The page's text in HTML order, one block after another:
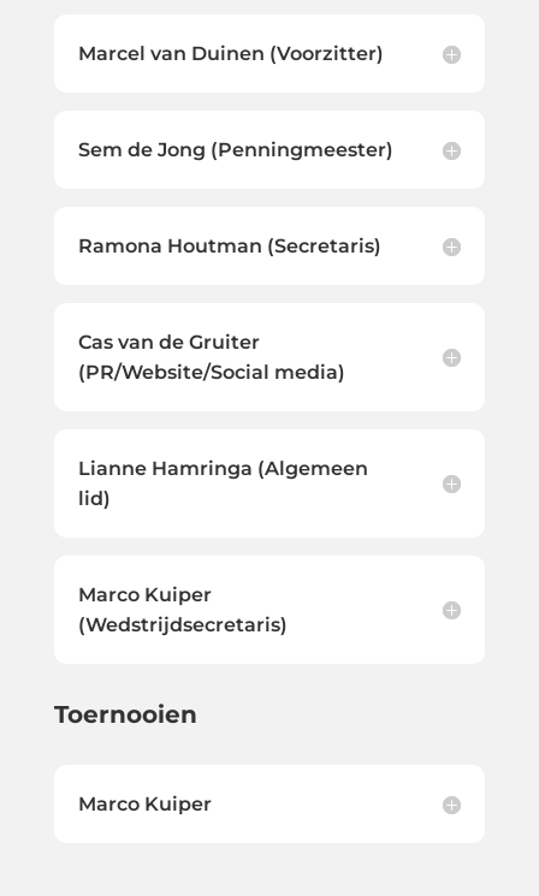
Marcel van Duinen (Voorzitter)
Sem de Jong (Penningmeester)
Ramona Houtman (Secretaris)
Cas van de Gruiter
(PR/Website/Social media)
Lianne Hamringa (Algemeen
lid)
Marco Kuiper
(Wedstrijdsecretaris)
Toernooien
Marco Kuiper